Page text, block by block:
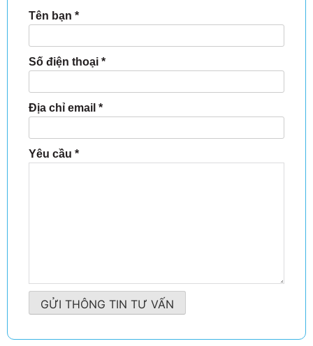
Tên bạn *
Số điện thoại *
Địa chỉ email *
Yêu cầu *
GỬI THÔNG TIN TƯ VẤN